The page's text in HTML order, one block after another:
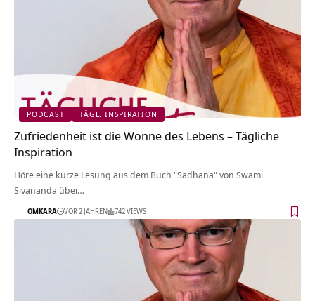
PODCAST TÄGL. INSPIRATION
Zufriedenheit ist die Wonne des Lebens – Tägliche
Inspiration
Höre eine kurze Lesung aus dem Buch "Sadhana" von Swami
Sivananda über…
OMKARA VOR 2 JAHREN 742 VIEWS